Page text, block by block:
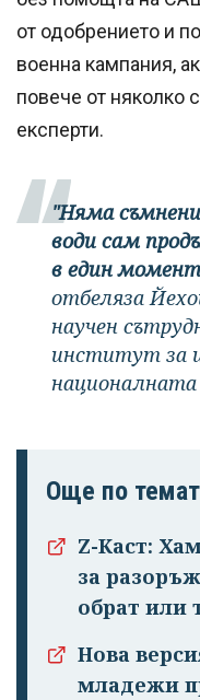
от одобрението и
военна кампания,
повече от няколко
експерти.
"Няма
води сам
в един
отбеляза
научен
институт за
националната
Още по
Z-Каст:
за
обрат или
Нова
младежи